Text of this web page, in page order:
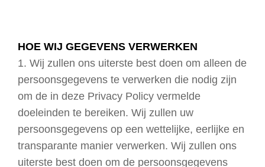
HOE WIJ GEGEVENS VERWERKEN
1. Wij zullen ons uiterste best doen om alleen de
persoonsgegevens te verwerken die nodig zijn
om de in deze Privacy Policy vermelde
doeleinden te bereiken. Wij zullen uw
persoonsgegevens op een wettelijke, eerlijke en
transparante manier verwerken. Wij zullen ons
uiterste best doen om de persoonsgegevens